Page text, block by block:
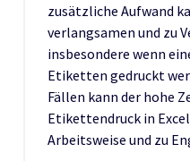
zusätzliche Aufwand
verlangsamen und zu
insbesondere wenn
Etiketten gedruckt
Fällen kann der hohe
Etikettendruck in
Arbeitsweise und zu